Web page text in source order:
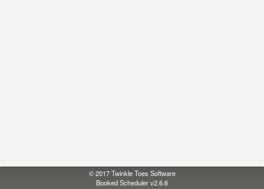
© 2017Twinkle Toes Software
Booked Scheduler v2.6.6